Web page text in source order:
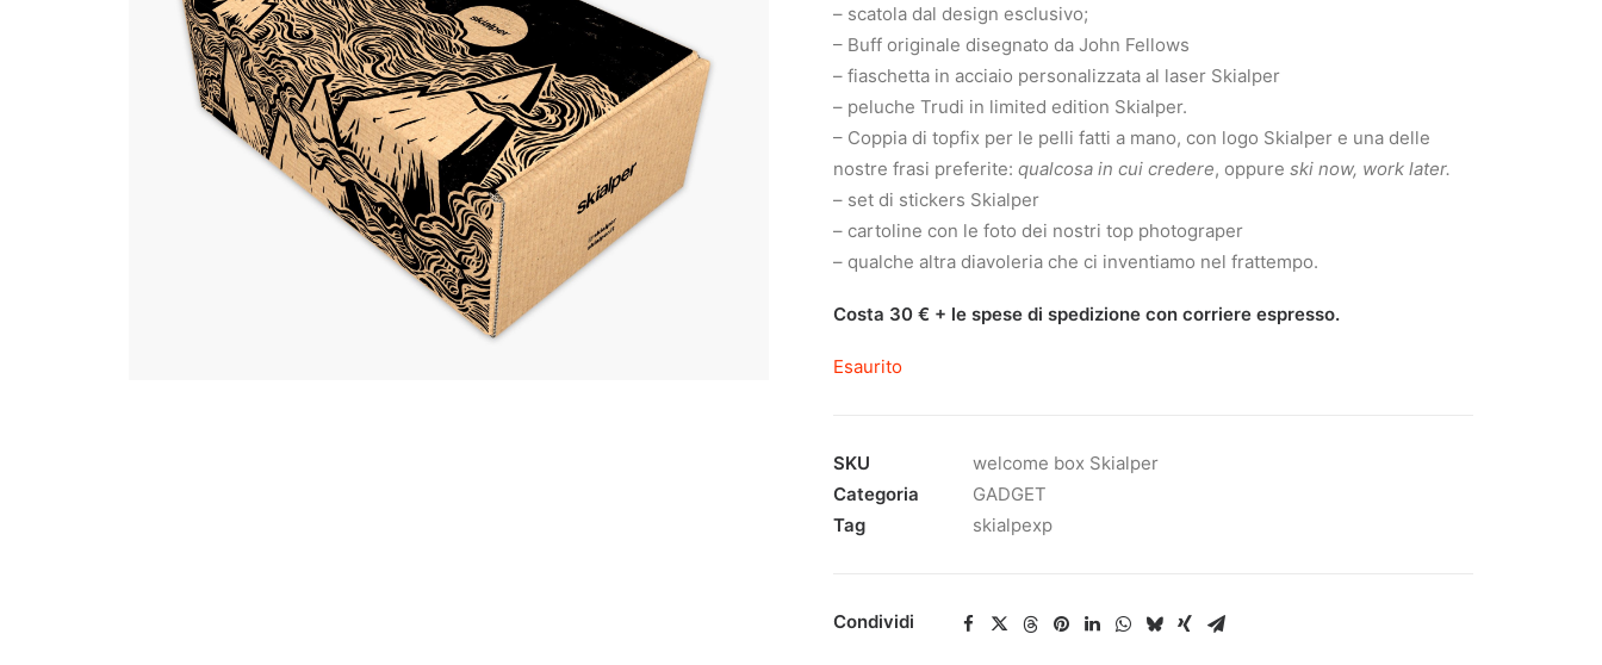
– scatola dal design esclusivo;
– Buff originale disegnato da John Fellows
– fiaschetta in acciaio personalizzata al laser Skialper
– peluche Trudi in limited edition Skialper.
– Coppia di topfix per le pelli fatti a mano, con logo Skialper e una delle
nostre frasi preferite: qualcosa in cui credere, oppure ski now, work later.
– set di stickers Skialper
– cartoline con le foto dei nostri top photograper
– qualche altra diavoleria che ci inventiamo nel frattempo.
Costa 30 € + le spese di spedizione con corriere espresso.
Esaurito
SKU
welcome box Skialper
Categoria
GADGET
Tag
skialpexp
Condividi